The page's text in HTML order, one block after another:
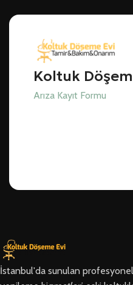
Koltuk
Arıza Kayıt Formu
İstanbul'da sunulan